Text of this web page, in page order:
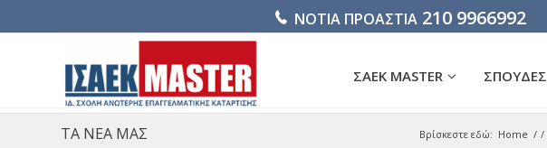
ΝΟΤΙΑ ΠΡΟΑΣΤΙΑ 210 9966992
ΣΑΕΚ MASTER ΣΠΟΥΔΕΣ
ΤΑ ΝΕΑ ΜΑΣ Βρίσκεστε εδώ: Home / /